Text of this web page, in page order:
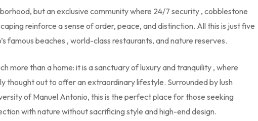
but an exclusive community where 24/7 security , cobblestone
reinforce a sense of order, peace, and distinction. All this is just five
famous beaches , world-class restaurants, and nature reserves.
more than a home: it is asanctuary of luxury and tranquility , where
thought out to offer an extraordinary lifestyle. Surrounded by lush
of Manuel Antonio, this is the perfect place for those seeking
with nature without sacrificing style and high-end design.